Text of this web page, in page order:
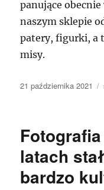
panujące
naszym sklepie
patery, figurki, a
misy.
Data
21 października 2021
latach
bardzo